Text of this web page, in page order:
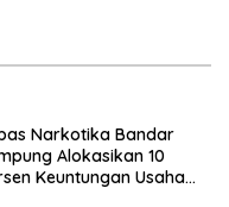
Narkotika Bandar
Alokasikan 10
Keuntungan Usaha